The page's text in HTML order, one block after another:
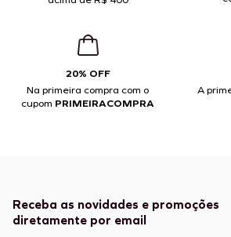
20% OFF
Na primeira compra com o
cupom PRIMEIRACOMPRA
A
Receba as novidades e promoções
diretamente por email